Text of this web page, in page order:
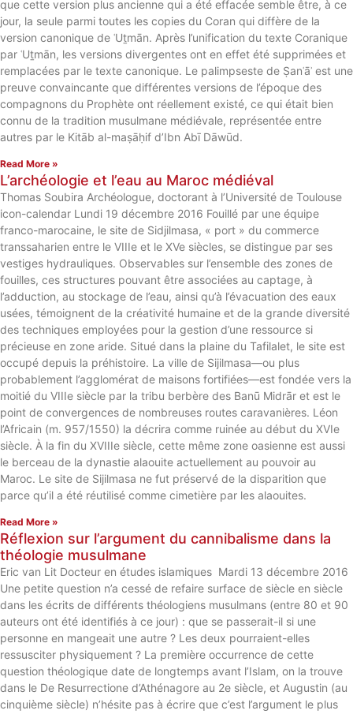
que cette version plus ancienne qui a été effacée semble être, à ce
jour, la seule parmi toutes les copies du Coran qui diffère de la
version canonique de ʿUṯmān. Après l’unification du texte Coranique
par ʿUṯmān, les versions divergentes ont en effet été supprimées et
remplacées par le texte canonique. Le palimpseste de Ṣanʿāʾ est une
preuve convaincante que différentes versions de l’époque des
compagnons du Prophète ont réellement existé, ce qui était bien
connu de la tradition musulmane médiévale, représentée entre
autres par le Kitāb al-maṣāḥif d’Ibn Abī Dāwūd.
Read More »
L’archéologie et l’eau au Maroc médiéval
Thomas Soubira Archéologue, doctorant à l’Université de Toulouse
icon-calendar Lundi 19 décembre 2016 Fouillé par une équipe
franco-marocaine, le site de Sidjilmasa, « port » du commerce
transsaharien entre le VIIIe et le XVe siècles, se distingue par ses
vestiges hydrauliques. Observables sur l’ensemble des zones de
fouilles, ces structures pouvant être associées au captage, à
l’adduction, au stockage de l’eau, ainsi qu’à l’évacuation des eaux
usées, témoignent de la créativité humaine et de la grande diversité
des techniques employées pour la gestion d’une ressource si
précieuse en zone aride. Situé dans la plaine du Tafilalet, le site est
occupé depuis la préhistoire. La ville de Sijilmasa—ou plus
probablement l’agglomérat de maisons fortifiées—est fondée vers la
moitié du VIIIe siècle par la tribu berbère des Banū Midrār et est le
point de convergences de nombreuses routes caravanières. Léon
l’Africain (m. 957/1550) la décrira comme ruinée au début du XVIe
siècle. À la fin du XVIIIe siècle, cette même zone oasienne est aussi
le berceau de la dynastie alaouite actuellement au pouvoir au
Maroc. Le site de Sijilmasa ne fut préservé de la disparition que
parce qu’il a été réutilisé comme cimetière par les alaouites.
Read More »
Réflexion sur l’argument du cannibalisme dans la
théologie musulmane
Eric van Lit Docteur en études islamiques Mardi 13 décembre 2016
Une petite question n’a cessé de refaire surface de siècle en siècle
dans les écrits de différents théologiens musulmans (entre 80 et 90
auteurs ont été identifiés à ce jour) : que se passerait-il si une
personne en mangeait une autre ? Les deux pourraient-elles
ressusciter physiquement ? La première occurrence de cette
question théologique date de longtemps avant l’Islam, on la trouve
dans le De Resurrectione d’Athénagore au 2e siècle, et Augustin (au
cinquième siècle) n’hésite pas à écrire que c’est l’argument le plus